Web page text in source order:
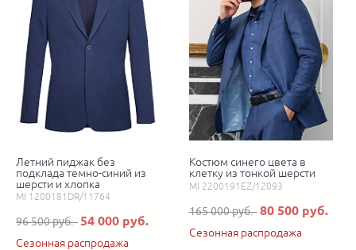
Летний пиджак без
подклада темно-синий из
шерсти и хлопка
MI 1200181DR/11764
96 500 руб.54 000 руб.
Сезонная распродажа
Костюм синего цвета в
клетку из тонкой шерсти
MI 2200191EZ/12093
165 000 руб. 80 500 руб.
Сезонная распродажа